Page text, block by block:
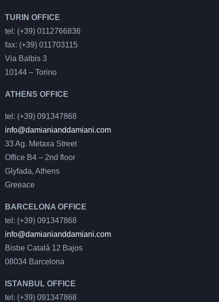
TURIN OFFICE
tel: (+39) 0112766836
fax: (+39) 011703115
Via Balbis 3
10144 – Torino
ATHENS OFFICE
tel: (+39) 091347868
info@damianianddamiani.com
33 Ag. Metaxa Street
Office B4 – 2nd floor
Glyfada, Athens
Greeace
BARCELONA OFFICE
tel: (+39) 091347868
info@damianianddamiani.com
Bisbe Catalá 12 Bajos
08034 Barcelona
ISTANBUL OFFICE
tel: (+39) 091347868